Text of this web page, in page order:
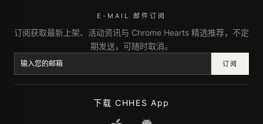
E-MAIL 邮件订阅
订阅获取最新上架、活动资讯与 Chrome Hearts 精选推荐，不定
期发送，可随时取消。
订阅
下载 CHHES App